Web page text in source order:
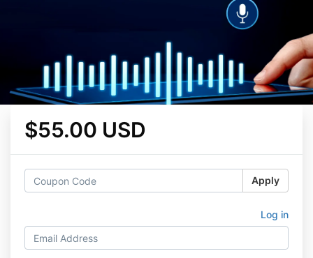
$55.00 USD
Apply
Log in